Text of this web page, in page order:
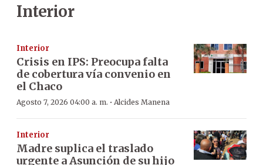
Interior
Interior
Crisis en IPS: Preocupa falta
de cobertura vía convenio en
el Chaco
Agosto 7, 2026 04:00 a. m. · Alcides Manena
Interior
Madre suplica el traslado
urgente a Asunción de su hijo